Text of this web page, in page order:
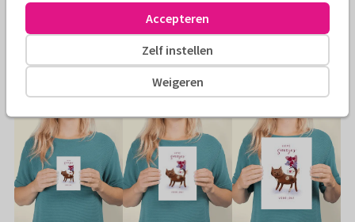
Envelop: Witte vensterenvelop
Adres: Achterop de kaart
Formaten
Weigeren
Zelf instellen
Accepteren